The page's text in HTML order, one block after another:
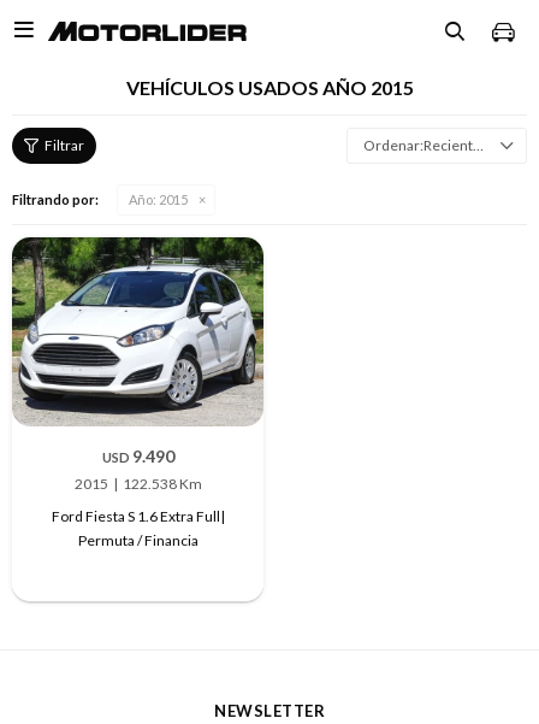

VEHÍCULOS USADOS AÑO 2015
Recientes
Filtrando por: Año: 2015
USD 9.490
2015
122.538 Km
Ford Fiesta S 1.6 Extra Full|
Permuta / Financia
NEWSLETTER